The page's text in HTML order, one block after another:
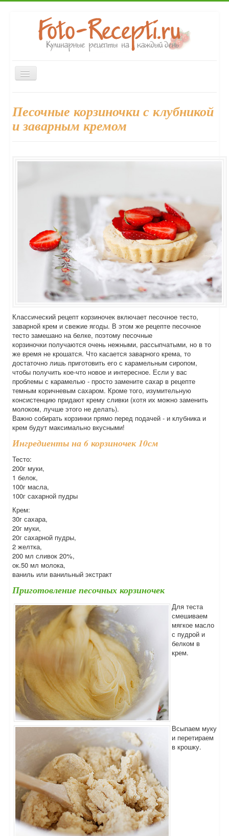
Включить/
выключить
Десерты
Выпечка Напитки
Консервирование
Форум
Песочные корзиночки с клубникой
и заварным кремом
Классический рецепт корзиночек включает песочное тесто,
заварной крем и свежие ягоды. В этом же рецепте песочное
тесто замешано на белке, поэтому песочные
корзиночки получаются очень нежными, рассыпчатыми, но в то
же время не крошатся. Что касается заварного крема, то
достаточно лишь приготовить его с карамельным сиропом,
чтобы получить кое-что новое и интересное. Если у вас
проблемы с карамелью - просто замените сахар в рецепте
темным коричневым сахаром. Кроме того, изумительную
консистенцию придают крему сливки (хотя их можно заменить
молоком, лучше этого не делать).
Важно собирать корзинки прямо перед подачей - и клубника и
крем будут максимально вкусными!
Ингредиенты на 6 корзиночек 10см
Тесто:
200г муки,
1 белок,
100г масла,
100г сахарной пудры
Крем:
30г сахара,
20г муки,
20г сахарной пудры,
2 желтка,
200 мл сливок 20%,
ок.50 мл молока,
ваниль или ванильный экстракт
Приготовление песочных корзиночек
Для теста
смешиваем
мягкое масло
с пудрой и
белком в
крем.
Всыпаем муку
и перетираем
в крошку.